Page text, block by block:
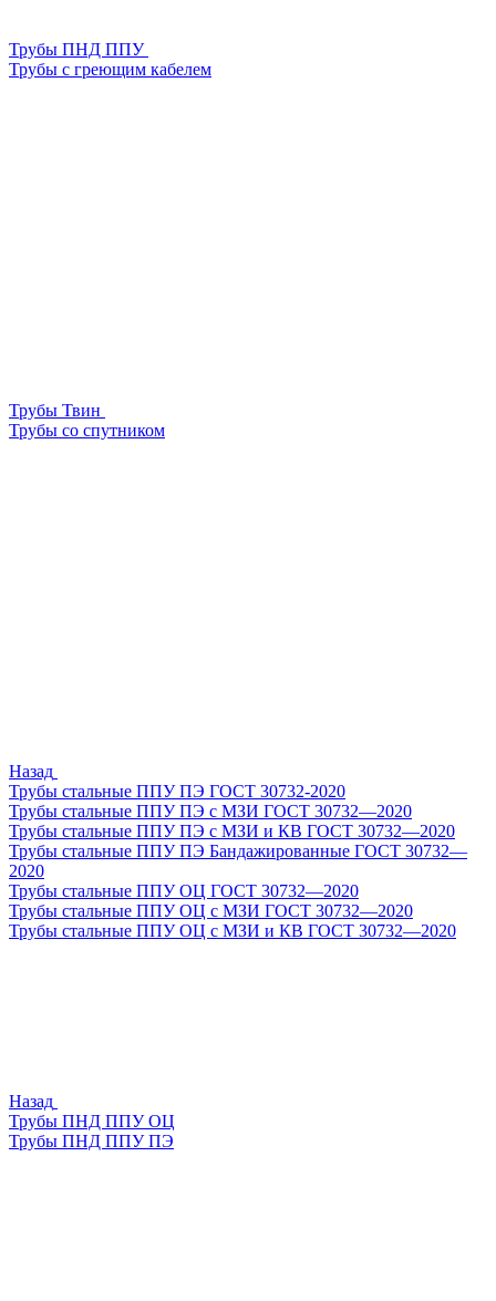
Трубы ПНД ППУ
Трубы с греющим кабелем
Трубы Твин
Трубы со спутником
Назад
Трубы стальные ППУ ПЭ ГОСТ 30732-2020
Трубы стальные ППУ ПЭ с МЗИ ГОСТ 30732—2020
Трубы стальные ППУ ПЭ с МЗИ и КВ ГОСТ 30732—2020
Трубы стальные ППУ ПЭ Бандажированные ГОСТ 30732—
2020
Трубы стальные ППУ ОЦ ГОСТ 30732—2020
Трубы стальные ППУ ОЦ с МЗИ ГОСТ 30732—2020
Трубы стальные ППУ ОЦ с МЗИ и КВ ГОСТ 30732—2020
Назад
Трубы ПНД ППУ ОЦ
Трубы ПНД ППУ ПЭ